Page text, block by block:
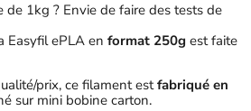
de 1kg ? Envie de faire des tests de
Easyfil ePLA en format 250g est faite
prix, ce filament estfabriqué en
sur mini bobine carton.